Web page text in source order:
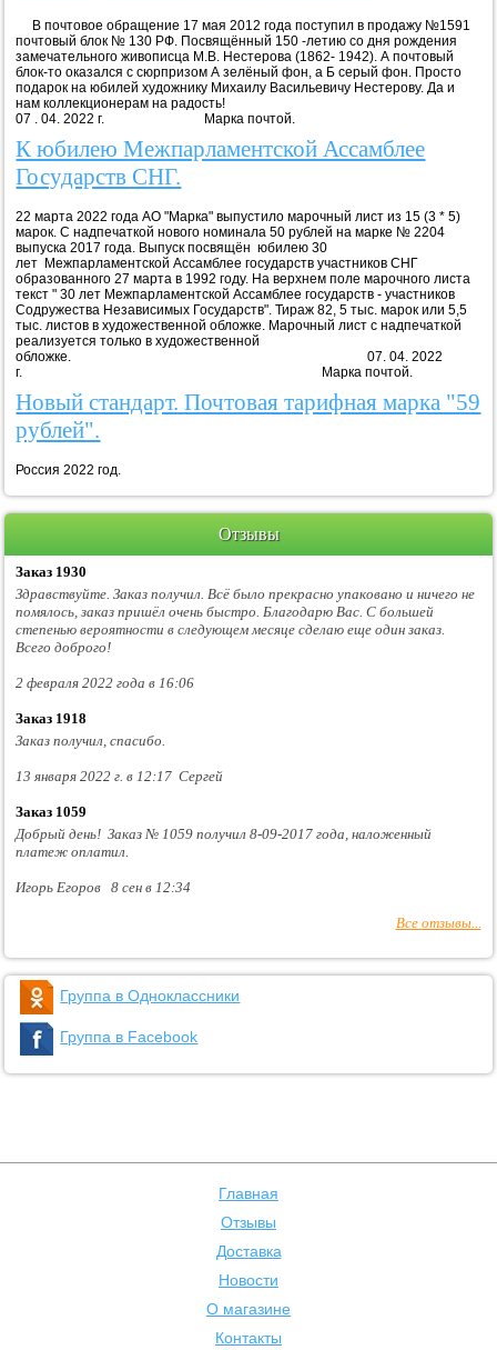
В почтовое обращение 17 мая 2012 года поступил в продажу №1591
почтовый блок № 130 РФ. Посвящённый 150 -летию со дня рождения
замечательного живописца М.В. Нестерова (1862- 1942). А почтовый
блок-то оказался с сюрпризом А зелёный фон, а Б серый фон. Просто
подарок на юбилей художнику Михаилу Васильевичу Нестерову. Да и
нам коллекционерам на радость!
07 . 04. 2022 г. Марка почтой.
К юбилею Межпарламентской Ассамблее
Государств СНГ.
22 марта 2022 года АО "Марка" выпустило марочный лист из 15 (3 * 5)
марок. С надпечаткой нового номинала 50 рублей на марке № 2204
выпуска 2017 года. Выпуск посвящён юбилею 30
лет Межпарламентской Ассамблее государств участников СНГ
образованного 27 марта в 1992 году. На верхнем поле марочного листа
текст " 30 лет Межпарламентской Ассамблее государств - участников
Содружества Независимых Государств". Тираж 82, 5 тыс. марок или 5,5
тыс. листов в художественной обложке. Марочный лист с надпечаткой
реализуется только в художественной
обложке. 07. 04. 2022
г. Марка почтой.
Новый стандарт. Почтовая тарифная марка "59
рублей".
Россия 2022 год.
Отзывы
Заказ 1930
Здравствуйте. Заказ получил. Всё было прекрасно упаковано и ничего не
помялось, заказ пришёл очень быстро. Благодарю Вас. С большей
степенью вероятности в следующем месяце сделаю еще один заказ.
Всего доброго!
2 февраля 2022 года в 16:06
Заказ 1918
Заказ получил, спасибо.
13 января 2022 г. в 12:17 Сергей
Заказ 1059
Добрый день! Заказ № 1059 получил 8-09-2017 года, наложенный
платеж оплатил.
Игорь Егоров 8 сен в 12:34
Все отзывы...
Группа в Одноклассники
Группа в Facebook
Главная
Отзывы
Доставка
Новости
О магазине
Контакты